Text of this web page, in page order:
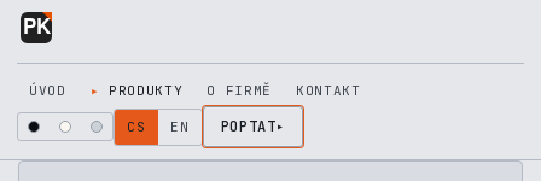
Přejít na obsah
ÚVOD PRODUKTY O FIRMĚ KONTAKT
CS EN POPTAT